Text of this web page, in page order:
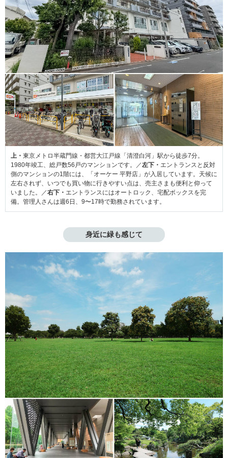
上・ 東京メトロ半蔵門線・都営大江戸線「清澄白河」駅から徒歩7分。
1980年竣工、総戸数56戸のマンションです。／左下・ エントランスと反対
側のマンションの1階には、「オーケー 平野店」が入居しています。天候に
左右されず、いつでも買い物に行きやすい点は、売主さまも便利と仰って
いました。／右下・ エントランスにはオートロック、宅配ボックスを完
備。管理人さんは週6日、9〜17時で勤務されています。
身近に緑も感じて